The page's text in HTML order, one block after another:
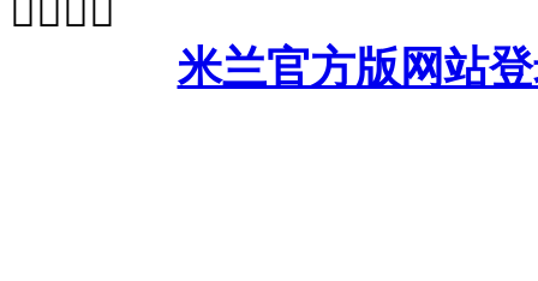

米兰官方版网站